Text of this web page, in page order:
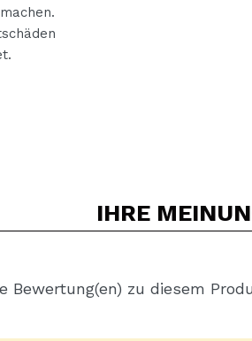
IHRE
Bewertung(en) zu diesem